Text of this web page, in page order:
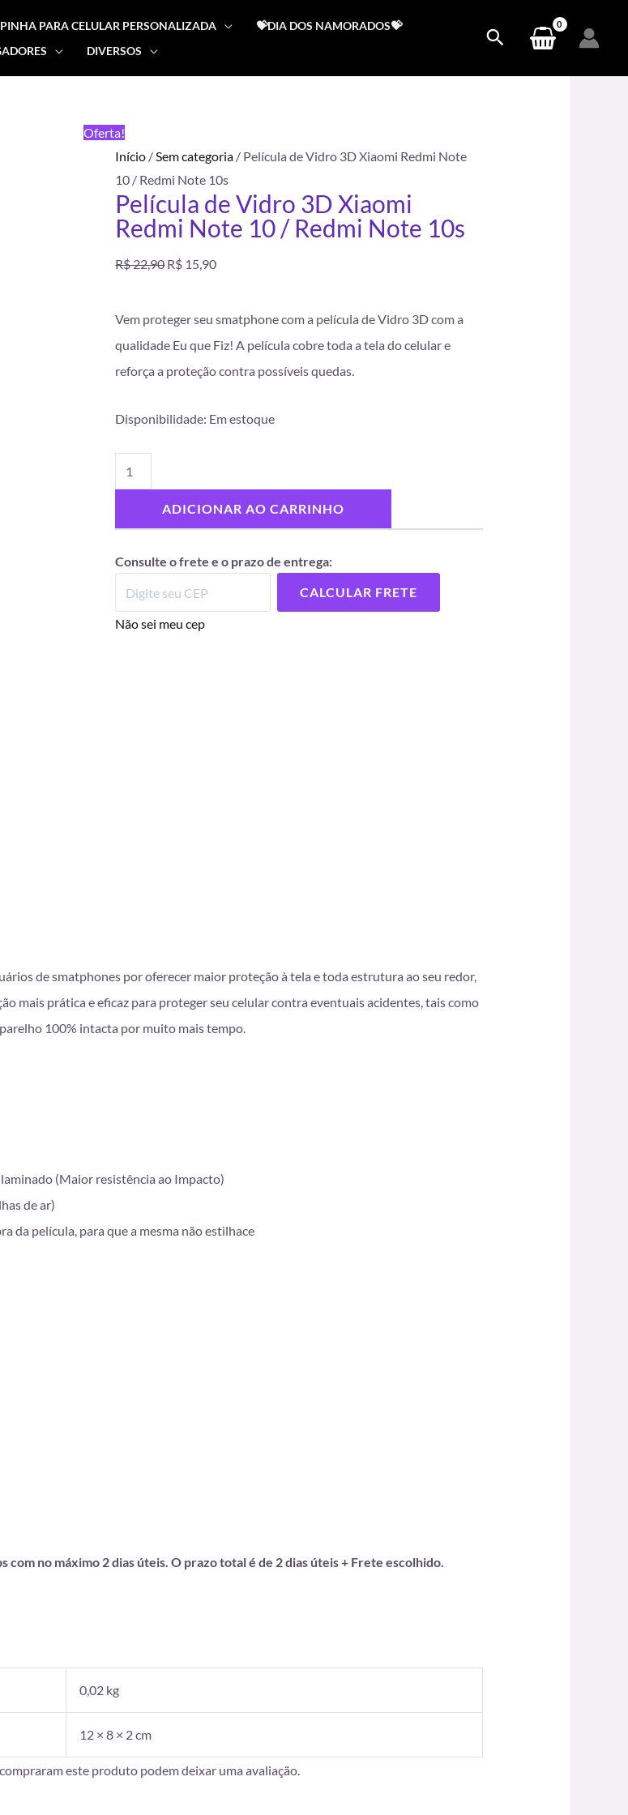
PARA CELULAR PERSONALIZADA
💝DIA DOS NAMORADOS💝
DIVERSOS
Oferta!
Início /Sem categoria / Película de Vidro 3D Xiaomi Redmi Note
10 / Redmi Note 10s
Película de Vidro 3D Xiaomi
Redmi Note 10 / Redmi Note 10s
R$22,90
era:
R$ 22,90.
R$ 15,90
é:
R$ 15,90.
Vem proteger seu smatphone com a película de Vidro 3D com a
qualidade Eu que Fiz! A película cobre toda a tela do celular e
reforça a proteção contra possíveis quedas.
Disponibilidade: Em estoque
3D
Xiaomi
Redmi
Note
10
Redmi
10s
quantidade
ADICIONAR AO CARRINHO
Consulte o frete e o prazo de entrega:
CALCULAR FRETE
Não sei meu cep
de smatphones por oferecer maior proteção à tela e toda estrutura ao seu redor,
mais prática e eficaz para proteger seu celular contra eventuais acidentes, tais como
100% intacta por muito mais tempo.
(Maior resistência ao Impacto)
de ar)
da película, para que a mesma não estilhace
com no máximo 2 dias úteis. O prazo total é de 2 dias úteis + Frete escolhido.
0,02 kg
12 × 8 × 2 cm
este produto podem deixar uma avaliação.